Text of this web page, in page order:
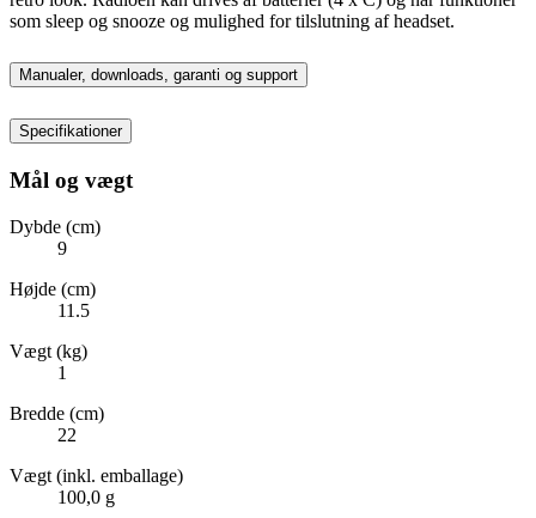
som sleep og snooze og mulighed for tilslutning af headset.
Manualer, downloads, garanti og support
Specifikationer
Mål og vægt
Dybde (cm)
9
Højde (cm)
11.5
Vægt (kg)
1
Bredde (cm)
22
Vægt (inkl. emballage)
100,0 g